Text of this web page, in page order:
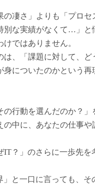
の凄さ」よりも「プロセ
別な実績がなくて…」と
けではありません。
は、「課題に対して、
身についたのかという再
の行動を選んだのか？
の中に、あなたの仕事や
IT？」のさらに一歩先を
」と一口に言っても、そ